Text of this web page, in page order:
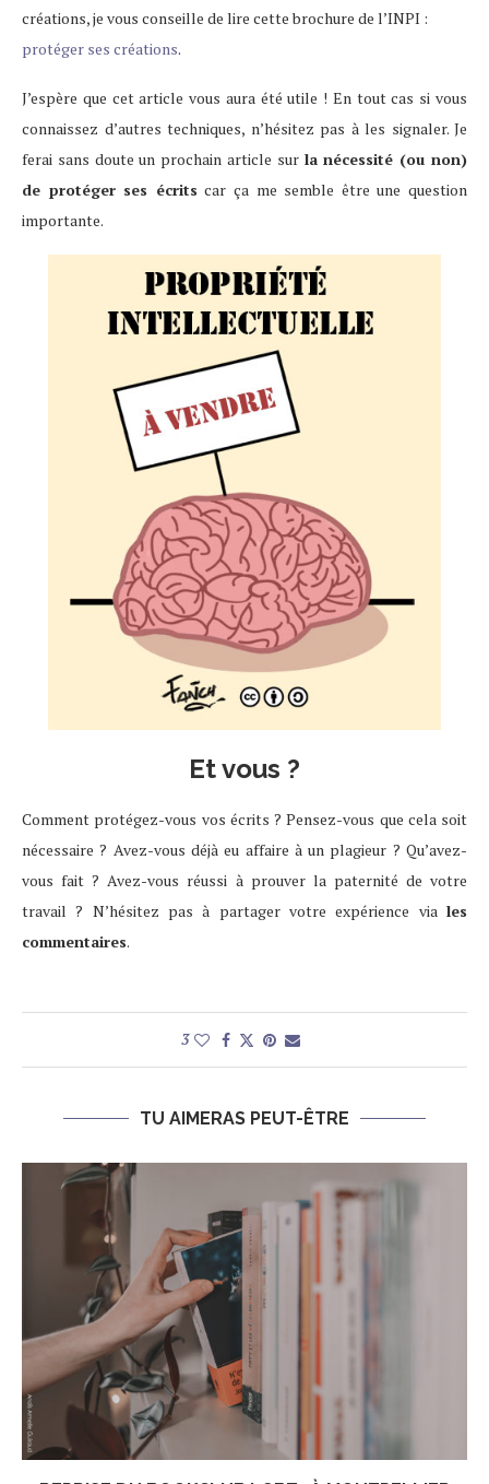
créations, je vous conseille de lire cette brochure de l’INPI :
protéger ses créations.
J’espère que cet article vous aura été utile ! En tout cas si vous
connaissez d’autres techniques, n’hésitez pas à les signaler. Je
ferai sans doute un prochain article sur la nécessité (ou non)
de protéger ses écrits car ça me semble être une question
importante.
Et vous ?
Comment protégez-vous vos écrits ? Pensez-vous que cela soit
nécessaire ? Avez-vous déjà eu affaire à un plagieur ? Qu’avez-
vous fait ? Avez-vous réussi à prouver la paternité de votre
travail ? N’hésitez pas à partager votre expérience via les
commentaires.
3
TU AIMERAS PEUT-ÊTRE